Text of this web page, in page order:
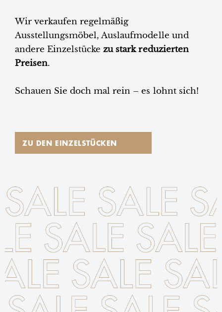
Wir verkaufen regelmäßig
Ausstellungsmöbel, Auslaufmodelle und
andere Einzelstücke zu stark reduzierten
Preisen.
Schauen Sie doch mal rein – es lohnt sich!
ZU DEN EINZELSTÜCKEN